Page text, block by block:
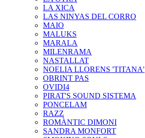
LA XICA
LAS NINYAS DEL CORRO
MAIO
MALUKS
MARALA
MILENRAMA
NASTALLAT
NOELIA LLORENS 'TITANA'
OBRINT PAS
OVIDI4
PIRAT'S SOUND SISTEMA
PONCELAM
RAZZ
ROMÀNTIC DIMONI
SANDRA MONFORT